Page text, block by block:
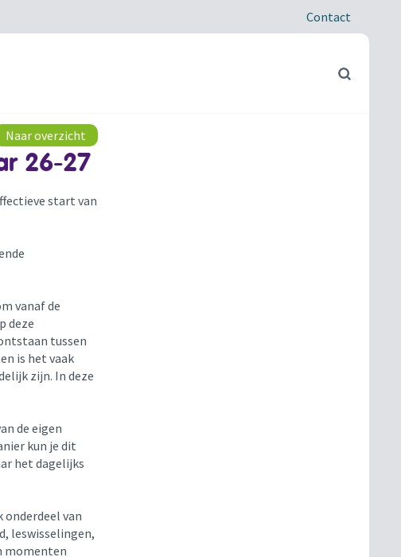
Contact
Naar overzicht
26-27
start van
vanaf de
deze
tussen
is het vaak
zijn. In deze
de eigen
kun je dit
het dagelijks
onderdeel van
leswisselingen,
momenten